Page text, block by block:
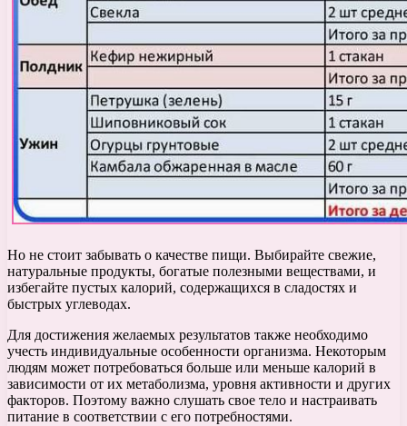
Но не стоит забывать о качестве пищи. Выбирайте свежие,
натуральные продукты, богатые полезными веществами, и
избегайте пустых калорий, содержащихся в сладостях и
быстрых углеводах.
Для достижения желаемых результатов также необходимо
учесть индивидуальные особенности организма. Некоторым
людям может потребоваться больше или меньше калорий в
зависимости от их метаболизма, уровня активности и других
факторов. Поэтому важно слушать свое тело и настраивать
питание в соответствии с его потребностями.